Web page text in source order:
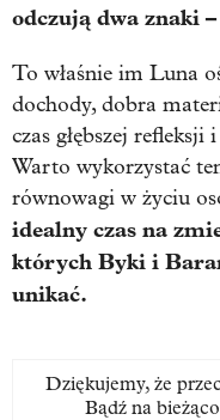
odczują dwa znaki
To właśnie im Luna
dochody, dobra
czas głębszej refleksji
Warto wykorzystać
równowagi w życiu
idealny czas na
których Byki i
unikać.
Dziękujemy, że
Bądź na